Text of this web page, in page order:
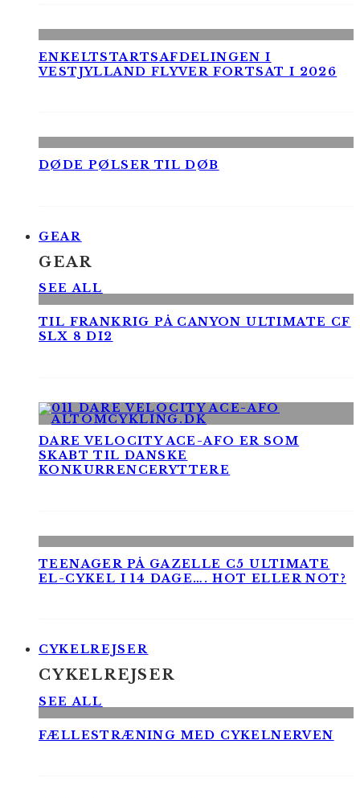
ENKELTSTARTSAFDELINGEN I
VESTJYLLAND FLYVER FORTSAT I 2026
DØDE PØLSER TIL DØB
GEAR
GEAR
SEE ALL
TIL FRANKRIG PÅ CANYON ULTIMATE CF
SLX 8 DI2
DARE VELOCITY ACE-AFO ER SOM
SKABT TIL DANSKE
KONKURRENCERYTTERE
TEENAGER PÅ GAZELLE C5 ULTIMATE
EL-CYKEL I 14 DAGE…. HOT ELLER NOT?
CYKELREJSER
CYKELREJSER
SEE ALL
FÆLLESTRÆNING MED CYKELNERVEN